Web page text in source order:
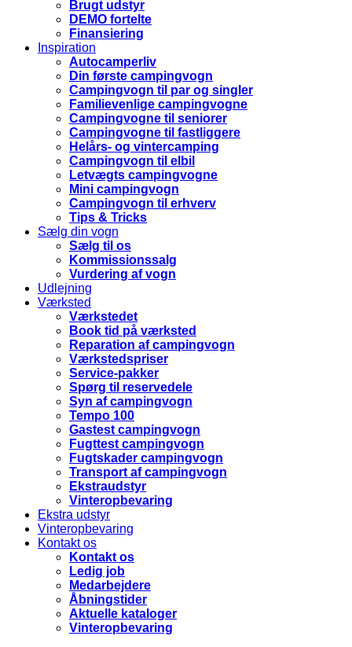
Brugt udstyr
DEMO fortelte
Finansiering
Inspiration
Autocamperliv
Din første campingvogn
Campingvogn til par og singler
Familievenlige campingvogne
Campingvogne til seniorer
Campingvogne til fastliggere
Helårs- og vintercamping
Campingvogn til elbil
Letvægts campingvogne
Mini campingvogn
Campingvogn til erhverv
Tips & Tricks
Sælg din vogn
Sælg til os
Kommissionssalg
Vurdering af vogn
Udlejning
Værksted
Værkstedet
Book tid på værksted
Reparation af campingvogn
Værkstedspriser
Service-pakker
Spørg til reservedele
Syn af campingvogn
Tempo 100
Gastest campingvogn
Fugttest campingvogn
Fugtskader campingvogn
Transport af campingvogn
Ekstraudstyr
Vinteropbevaring
Ekstra udstyr
Vinteropbevaring
Kontakt os
Kontakt os
Ledig job
Medarbejdere
Åbningstider
Aktuelle kataloger
Vinteropbevaring